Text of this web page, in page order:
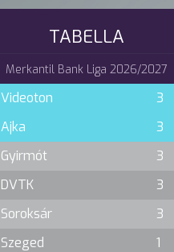
TABELLA
Merkantil Bank Liga 2026/2027
Videoton
3
Ajka
3
Gyirmót
3
DVTK
3
Soroksár
3
Szeged
1